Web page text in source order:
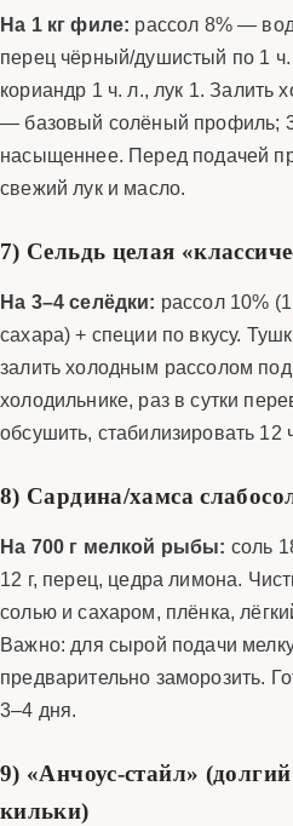
На 1 кг филе: рассол 8% —
перец чёрный/душистый по 1 ч.
кориандр 1 ч. л., лук 1. Залить
— базовый солёный профиль;
насыщеннее. Перед подачей
свежий лук и масло.
7) Сельдь целая
На 3–4 селёдки: рассол 10%
сахара) + специи по вкусу.
залить холодным рассолом под
холодильнике, раз в сутки
обсушить, стабилизировать 12
8) Сардина/хамса
На 700 г мелкой рыбы: соль
12 г, перец, цедра лимона.
солью и сахаром, плёнка,
Важно: для сырой подачи
предварительно заморозить.
3–4 дня.
9) «Анчоус-стайл»
кильки)